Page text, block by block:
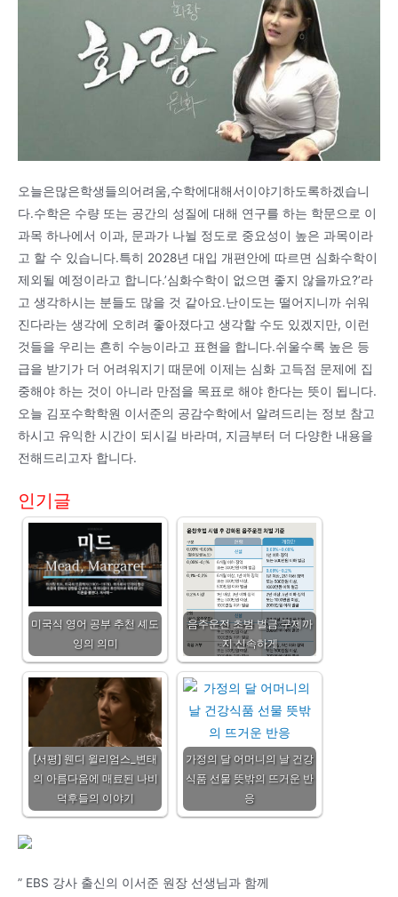
오늘은많은학생들의어려움,수학에대해서이야기하도록하겠습니
다.수학은 수량 또는 공간의 성질에 대해 연구를 하는 학문으로 이
과목 하나에서 이과, 문과가 나뉠 정도로 중요성이 높은 과목이라
고 할 수 있습니다.특히 2028년 대입 개편안에 따르면 심화수학이
제외될 예정이라고 합니다.’심화수학이 없으면 좋지 않을까요?’라
고 생각하시는 분들도 많을 것 같아요.난이도는 떨어지니까 쉬워
진다라는 생각에 오히려 좋아졌다고 생각할 수도 있겠지만, 이런
것들을 우리는 흔히 수능이라고 표현을 합니다.쉬울수록 높은 등
급을 받기가 더 어려워지기 때문에 이제는 심화 고득점 문제에 집
중해야 하는 것이 아니라 만점을 목표로 해야 한다는 뜻이 됩니다.
오늘 김포수학학원 이서준의 공감수학에서 알려드리는 정보 참고
하시고 유익한 시간이 되시길 바라며, 지금부터 더 다양한 내용을
전해드리고자 합니다.
인기글
미국식 영어 공부 추천 셰도
잉의 의미
음주운전 초범 벌금 구제까
지 신속하게
[서평] 웬디 윌리엄스_변태
의 아름다움에 매료된 나비
덕후들의 이야기
가정의 달 어머니의 날 건강
식품 선물 뜻밖의 뜨거운 반
응
” EBS 강사 출신의 이서준 원장 선생님과 함께